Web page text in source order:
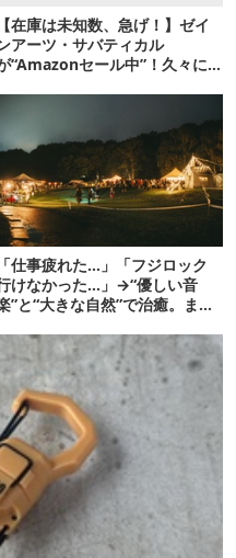
【在庫は未知数、急げ！】ゼイ
アーツ・サバティカル
“Amazonセール中”！久々に
「仕事疲れた…」「フジロック
けなかった…」→“優しい音
”と“大きな自然”で治癒。まだ